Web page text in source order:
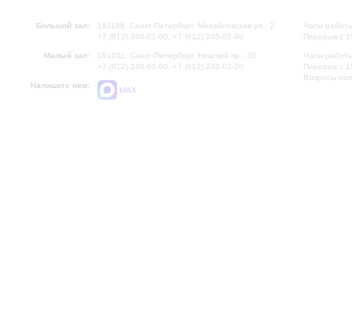
Большой зал:
191186, Санкт-Петербург, Михайловская ул., 2
+7 (812) 240-01-00, +7 (812) 240-01-80
Малый зал:
191011, Санкт-Петербург, Невский пр., 30
+7 (812) 240-01-00, +7 (812) 240-01-70
Напишите нам:
MAX
Часы
Перерыв с
Часы
Перерыв с
Вопросы